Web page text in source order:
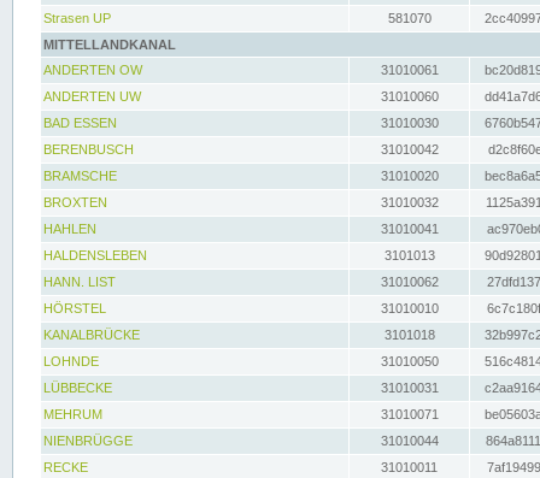
Strasen UP
581070
MITTELLANDKANAL
ANDERTEN OW
31010061
ANDERTEN UW
31010060
BAD ESSEN
31010030
BERENBUSCH
31010042
BRAMSCHE
31010020
BROXTEN
31010032
HAHLEN
31010041
HALDENSLEBEN
3101013
HANN. LIST
31010062
HÖRSTEL
31010010
KANALBRÜCKE
3101018
LOHNDE
31010050
LÜBBECKE
31010031
MEHRUM
31010071
NIENBRÜGGE
31010044
RECKE
31010011